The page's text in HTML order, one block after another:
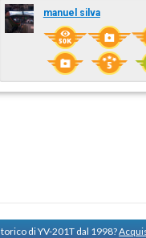
manuel silva
di YV-201T dal 1998?